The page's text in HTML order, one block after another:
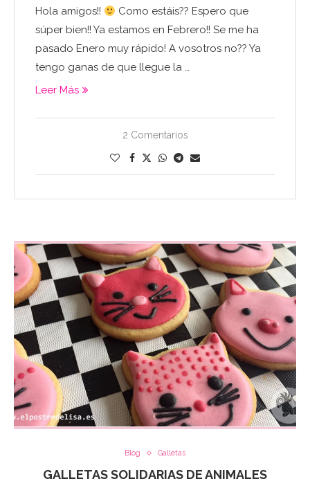
Hola amigos!!
Como estáis?? Espero que
súper bien!! Ya estamos en Febrero!! Se me ha
pasado Enero muy rápido! A vosotros no?? Ya
tengo ganas de que llegue la …
Leer Más
2 Comentarios
Blog Galletas
GALLETAS SOLIDARIAS DE ANIMALES